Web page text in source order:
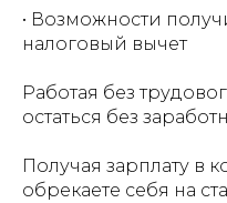
• Возможности
налоговый вычет
Работая без
остаться без
Получая зарплату в
обрекаете себя на